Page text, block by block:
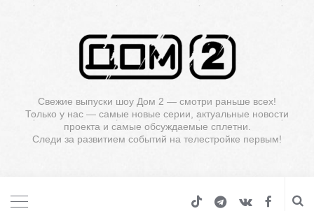
Свежие выпуски шоу Дом 2 — смотри раньше всех!
Только у нас — самые новые серии, актуальные новости
проекта и самые обсуждаемые сплетни.
Следи за развитием событий на телестройке первым!